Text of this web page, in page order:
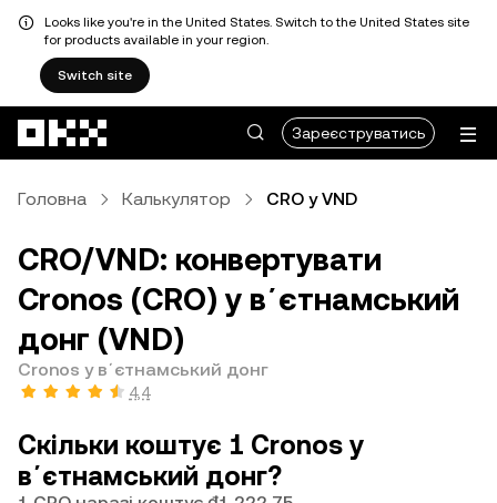
Looks like you're in the United States. Switch to the United States site
for products available in your region.
Switch site
Зареєструватись
Головна Калькулятор CRO у VND
CRO/VND: конвертувати
Cronos (CRO) у вʼєтнамський
донг (VND)
Cronos у вʼєтнамський донг
4,4
Скільки коштує 1 Cronos у
вʼєтнамський донг?